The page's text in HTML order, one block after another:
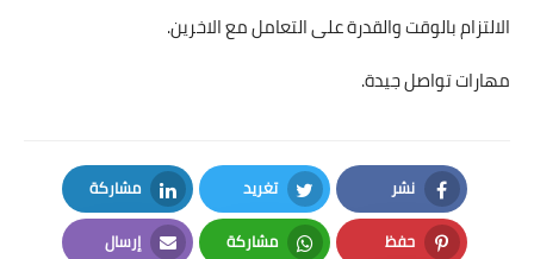
الالتزام بالوقت والقدرة على التعامل مع الاخرين.
مهارات تواصل جيدة.
نشر
Facebook
تغريد
Twitter
مشاركة
LinkedIn
حفظ مشاركة إرسال